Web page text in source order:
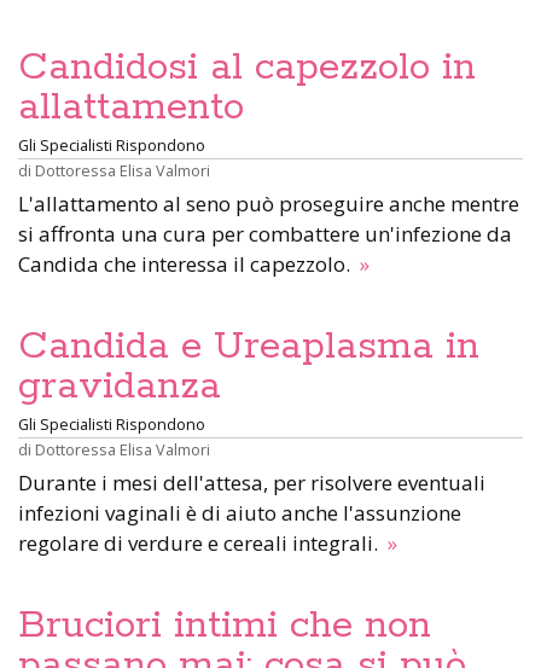
Candidosi al capezzolo in
allattamento
Gli Specialisti Rispondono
di Dottoressa Elisa Valmori
L'allattamento al seno può proseguire anche mentre
si affronta una cura per combattere un'infezione da
Candida che interessa il capezzolo. »
Candida e Ureaplasma in
gravidanza
Gli Specialisti Rispondono
di Dottoressa Elisa Valmori
Durante i mesi dell'attesa, per risolvere eventuali
infezioni vaginali è di aiuto anche l'assunzione
regolare di verdure e cereali integrali. »
Bruciori intimi che non